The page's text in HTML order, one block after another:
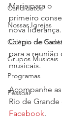
Candidatos
Nossas Igrejas
Colégio de
Grupos Musicais
Programas
Pessoal
Maria para o
primeiro
nova
Corpo de
para a reunião
musicais.
Acompanhe
Rio de
Facebook.